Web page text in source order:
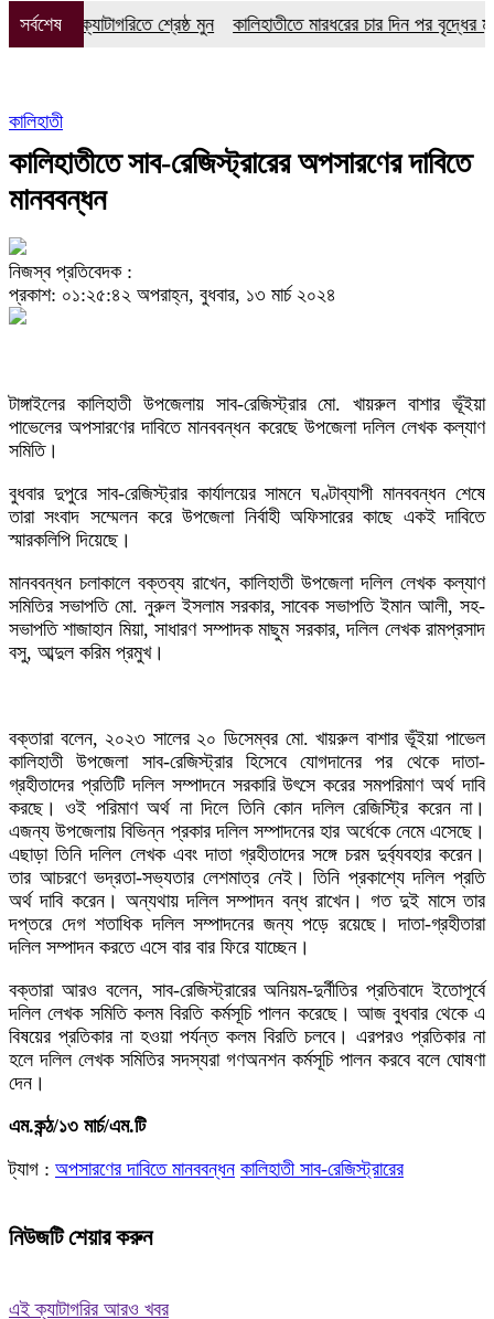
সর্বশেষ
পাঁচ ক্যাটাগরিতে শ্রেষ্ঠ মুন কালিহাতীতে মারধরের চার দিন পর বৃদ্ধের
কালিহাতী
কালিহাতীতে সাব-রেজিস্ট্রারের অপসারণের দাবিতে
মানববন্ধন
নিজস্ব প্রতিবেদক :
প্রকাশ: ০১:২৫:৪২ অপরাহ্ন, বুধবার, ১৩ মার্চ ২০২৪
টাঙ্গাইলের কালিহাতী উপজেলায় সাব-রেজিস্ট্রার মো. খায়রুল বাশার ভূঁইয়া
পাভেলের অপসারণের দাবিতে মানববন্ধন করেছে উপজেলা দলিল লেখক কল্যাণ
সমিতি।
বুধবার দুপুরে সাব-রেজিস্ট্রার কার্যালয়ের সামনে ঘণ্টাব্যাপী মানববন্ধন শেষে
তারা সংবাদ সম্মেলন করে উপজেলা নির্বাহী অফিসারের কাছে একই দাবিতে
স্মারকলিপি দিয়েছে।
মানববন্ধন চলাকালে বক্তব্য রাখেন, কালিহাতী উপজেলা দলিল লেখক কল্যাণ
সমিতির সভাপতি মো. নুরুল ইসলাম সরকার, সাবেক সভাপতি ইমান আলী, সহ-
সভাপতি শাজাহান মিয়া, সাধারণ সম্পাদক মাছুম সরকার, দলিল লেখক রামপ্রসাদ
বসু, আব্দুল করিম প্রমুখ।
বক্তারা বলেন, ২০২৩ সালের ২০ ডিসেম্বর মো. খায়রুল বাশার ভূঁইয়া পাভেল
কালিহাতী উপজেলা সাব-রেজিস্ট্রার হিসেবে যোগদানের পর থেকে দাতা-
গ্রহীতাদের প্রতিটি দলিল সম্পাদনে সরকারি উৎসে করের সমপরিমাণ অর্থ দাবি
করছে। ওই পরিমাণ অর্থ না দিলে তিনি কোন দলিল রেজিস্ট্রি করেন না।
এজন্য উপজেলায় বিভিন্ন প্রকার দলিল সম্পাদনের হার অর্ধেকে নেমে এসেছে।
এছাড়া তিনি দলিল লেখক এবং দাতা গ্রহীতাদের সঙ্গে চরম দুর্ব্যবহার করেন।
তার আচরণে ভদ্রতা-সভ্যতার লেশমাত্র নেই। তিনি প্রকাশ্যে দলিল প্রতি
অর্থ দাবি করেন। অন্যথায় দলিল সম্পাদন বন্ধ রাখেন। গত দুই মাসে তার
দপ্তরে দেগ শতাধিক দলিল সম্পাদনের জন্য পড়ে রয়েছে। দাতা-গ্রহীতারা
দলিল সম্পাদন করতে এসে বার বার ফিরে যাচ্ছেন।
বক্তারা আরও বলেন, সাব-রেজিস্ট্রারের অনিয়ম-দুর্নীতির প্রতিবাদে ইতোপূর্বে
দলিল লেখক সমিতি কলম বিরতি কর্মসূচি পালন করেছে। আজ বুধবার থেকে এ
বিষয়ের প্রতিকার না হওয়া পর্যন্ত কলম বিরতি চলবে। এরপরও প্রতিকার না
হলে দলিল লেখক সমিতির সদস্যরা গণঅনশন কর্মসূচি পালন করবে বলে ঘোষণা
দেন।
এম.কন্ঠ/১৩ মার্চ/এম.টি
ট্যাগ : অপসারণের দাবিতে মানববন্ধন কালিহাতী সাব-রেজিস্ট্রারের
নিউজটি শেয়ার করুন
এই ক্যাটাগরির আরও খবর